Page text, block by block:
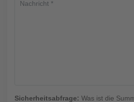
Sicherheitsabfrage: Was ist die